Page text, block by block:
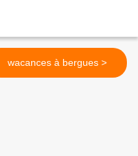
wacances à bergues >